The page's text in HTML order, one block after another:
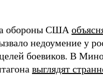
обороны США
недоумение у
боевиков. В
выглядят